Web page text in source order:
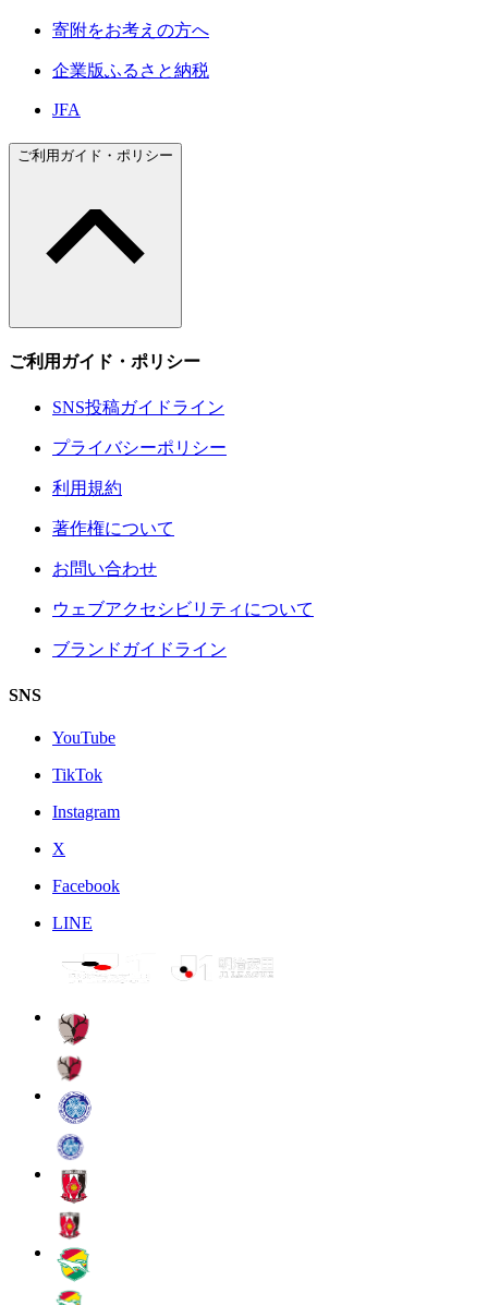
寄附をお考えの方へ
企業版ふるさと納税
JFA
ご利用ガイド・ポリシー
ご利用ガイド・ポリシー
SNS投稿ガイドライン
プライバシーポリシー
利用規約
著作権について
お問い合わせ
ウェブアクセシビリティについて
ブランドガイドライン
SNS
YouTube
TikTok
Instagram
X
Facebook
LINE